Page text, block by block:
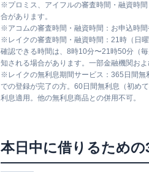
※プロミス、アイフルの審査時間・融資時
合があります。
※アコムの審査時間・融資時間：お申込時
※ レイクの審査時間・融資時間：21時（日
確認できる時間は、8時10分〜21時50分（
知される場合があります。一部金融機関お
※ レイクの無利息期間サービス：365日間
での登録が完了の方。60日間無利息（初め
利息適用。他の無利息商品との併用不可。
本日中に借りるため